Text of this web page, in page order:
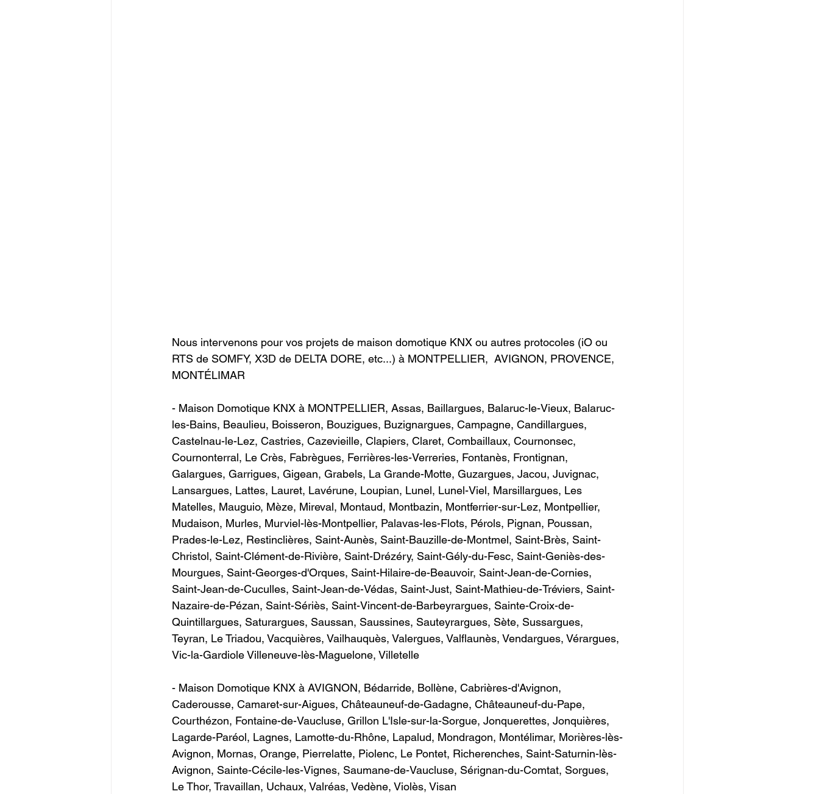
Nous intervenons pour vos projets de maison domotique KNX ou autres protocoles (iO ou
RTS de SOMFY, X3D de DELTA DORE, etc...) à MONTPELLIER,  AVIGNON, PROVENCE,
MONTÉLIMAR
- Maison Domotique KNX à MONTPELLIER, Assas, Baillargues, Balaruc-le-Vieux, Balaruc-
les-Bains, Beaulieu, Boisseron, Bouzigues, Buzignargues, Campagne, Candillargues,
Castelnau-le-Lez, Castries, Cazevieille, Clapiers, Claret, Combaillaux, Cournonsec,
Cournonterral, Le Crès, Fabrègues, Ferrières-les-Verreries, Fontanès, Frontignan,
Galargues, Garrigues, Gigean, Grabels, La Grande-Motte, Guzargues, Jacou, Juvignac,
Lansargues, Lattes, Lauret, Lavérune, Loupian, Lunel, Lunel-Viel, Marsillargues, Les
Matelles, Mauguio, Mèze, Mireval, Montaud, Montbazin, Montferrier-sur-Lez, Montpellier,
Mudaison, Murles, Murviel-lès-Montpellier, Palavas-les-Flots, Pérols, Pignan, Poussan,
Prades-le-Lez, Restinclières, Saint-Aunès, Saint-Bauzille-de-Montmel, Saint-Brès, Saint-
Christol, Saint-Clément-de-Rivière, Saint-Drézéry, Saint-Gély-du-Fesc, Saint-Geniès-des-
Mourgues, Saint-Georges-d'Orques, Saint-Hilaire-de-Beauvoir, Saint-Jean-de-Cornies,
Saint-Jean-de-Cuculles, Saint-Jean-de-Védas, Saint-Just, Saint-Mathieu-de-Tréviers, Saint-
Nazaire-de-Pézan, Saint-Sériès, Saint-Vincent-de-Barbeyrargues, Sainte-Croix-de-
Quintillargues, Saturargues, Saussan, Saussines, Sauteyrargues, Sète, Sussargues,
Teyran, Le Triadou, Vacquières, Vailhauquès, Valergues, Valflaunès, Vendargues, Vérargues,
Vic-la-Gardiole Villeneuve-lès-Maguelone, Villetelle
- Maison Domotique KNX à AVIGNON​, Bédarride, Bollène, Cabrières-d'Avignon,
Caderousse, Camaret-sur-Aigues, Châteauneuf-de-Gadagne, Châteauneuf-du-Pape,
Courthézon, Fontaine-de-Vaucluse, Grillon L'Isle-sur-la-Sorgue, Jonquerettes, Jonquières,
Lagarde-Paréol, Lagnes, Lamotte-du-Rhône, Lapalud, Mondragon, Montélimar, Morières-lès-
Avignon, Mornas, Orange, Pierrelatte, Piolenc, Le Pontet, Richerenches, Saint-Saturnin-lès-
Avignon, Sainte-Cécile-les-Vignes, Saumane-de-Vaucluse, Sérignan-du-Comtat, Sorgues,
Le Thor, Travaillan, Uchaux, Valréas, Vedène, Violès, Visan